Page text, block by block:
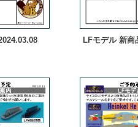
LFモデル 新商